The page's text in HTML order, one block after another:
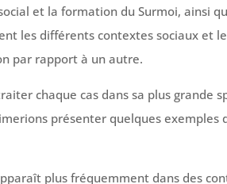
et la formation du Surmoi, ainsi
les différents contextes sociaux et
par rapport à un autre.
chaque cas dans sa plus grande
présenter quelques
plus fréquemment dans des